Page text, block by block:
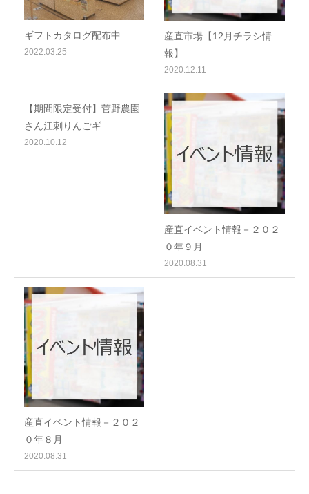
ギフトカタログ配布中
2022.03.25
産直市場【12月チラシ情
報】
2020.12.11
【期間限定受付】菅野農園
さん江刺りんごギ…
2020.10.12
産直イベント情報－２０２
０年９月
2020.08.31
産直イベント情報－２０２
０年８月
2020.08.31